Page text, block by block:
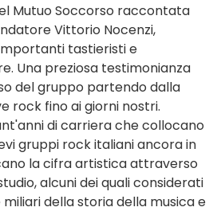
Mutuo Soccorso raccontata
Vittorio Nocenzi,
tastieristi e
Una preziosa testimonianza
del gruppo partendo dalla
rock fino ai giorni nostri.
di carriera che collocano
gruppi rock italiani ancora in
la cifra artistica attraverso
alcuni dei quali considerati
della storia della musica e